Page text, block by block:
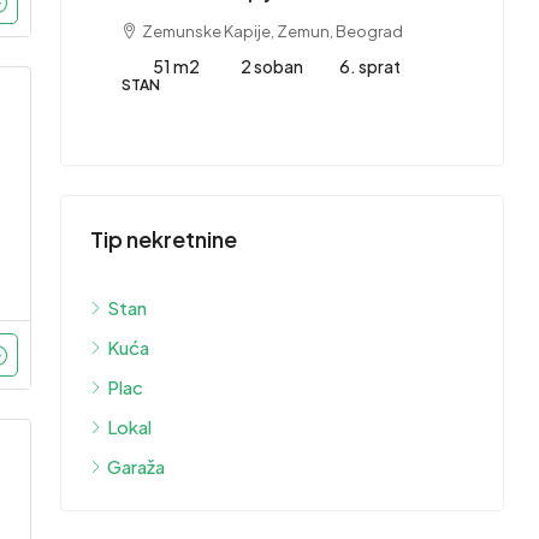
Zemunske Kapije, Zemun, Beograd
51 m2 2 soban 6. sprat
STAN
Tip nekretnine
Stan
Kuća
Plac
Lokal
Garaža